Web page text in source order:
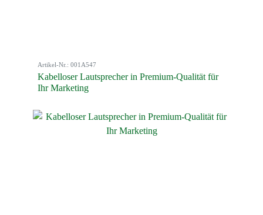
Artikel-Nr.: 001A547
Kabelloser Lautsprecher in Premium-Qualität für
Ihr Marketing